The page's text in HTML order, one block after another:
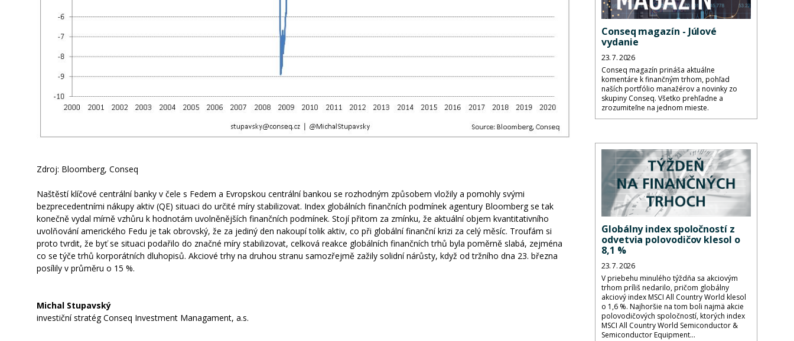
Zdroj: Bloomberg, Conseq
Naštěstí klíčové centrální banky v čele s Fedem a Evropskou centrální bankou se rozhodným způsobem vložily a pomohly svými
bezprecedentními nákupy aktiv (QE) situaci do určité míry stabilizovat. Index globálních finančních podmínek agentury Bloomberg se tak
konečně vydal mírně vzhůru k hodnotám uvolněnějších finančních podmínek. Stojí přitom za zmínku, že aktuální objem kvantitativního
uvolňování amerického Fedu je tak obrovský, že za jediný den nakoupí tolik aktiv, co při globální finanční krizi za celý měsíc. Troufám si
proto tvrdit, že byť se situaci podařilo do značné míry stabilizovat, celková reakce globálních finančních trhů byla poměrně slabá, zejména
co se týče trhů korporátních dluhopisů. Akciové trhy na druhou stranu samozřejmě zažily solidní nárůsty, když od tržního dna 23. března
posílily v průměru o 15 %.
Michal Stupavský
investiční stratég Conseq Investment Managament, a.s.
Conseq magazín - Júlové
vydanie
23. 7. 2026
Conseq magazín prináša aktuálne
komentáre k finančným trhom, pohľad
naších portfólio manažérov a novinky zo
skupiny Conseq. Všetko prehľadne a
zrozumiteľne na jednom mieste.
Globálny index spoločností z
odvetvia polovodičov klesol o
8,1 %
23. 7. 2026
V priebehu minulého týždňa sa akciovým
trhom príliš nedarilo, pričom globálny
akciový index MSCI All Country World klesol
o 1,6 %. Najhoršie na tom boli najmä akcie
polovodičových spoločností, ktorých index
MSCI All Country World Semiconductor &
Semiconductor Equipment...